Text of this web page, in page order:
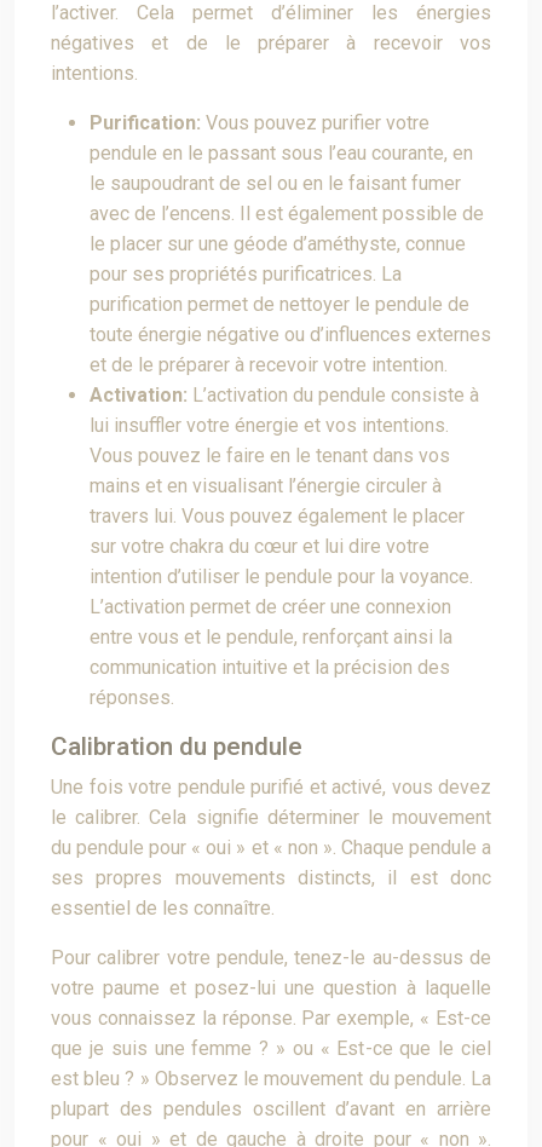
l’activer. Cela permet d’éliminer les énergies
négatives et de le préparer à recevoir vos
intentions.
Purification: Vous pouvez purifier votre
pendule en le passant sous l’eau courante, en
le saupoudrant de sel ou en le faisant fumer
avec de l’encens. Il est également possible de
le placer sur une géode d’améthyste, connue
pour ses propriétés purificatrices. La
purification permet de nettoyer le pendule de
toute énergie négative ou d’influences externes
et de le préparer à recevoir votre intention.
Activation: L’activation du pendule consiste à
lui insuffler votre énergie et vos intentions.
Vous pouvez le faire en le tenant dans vos
mains et en visualisant l’énergie circuler à
travers lui. Vous pouvez également le placer
sur votre chakra du cœur et lui dire votre
intention d’utiliser le pendule pour la voyance.
L’activation permet de créer une connexion
entre vous et le pendule, renforçant ainsi la
communication intuitive et la précision des
réponses.
Calibration du pendule
Une fois votre pendule purifié et activé, vous devez
le calibrer. Cela signifie déterminer le mouvement
du pendule pour « oui » et « non ». Chaque pendule a
ses propres mouvements distincts, il est donc
essentiel de les connaître.
Pour calibrer votre pendule, tenez-le au-dessus de
votre paume et posez-lui une question à laquelle
vous connaissez la réponse. Par exemple, « Est-ce
que je suis une femme ? » ou « Est-ce que le ciel
est bleu ? » Observez le mouvement du pendule. La
plupart des pendules oscillent d’avant en arrière
pour « oui » et de gauche à droite pour « non ».